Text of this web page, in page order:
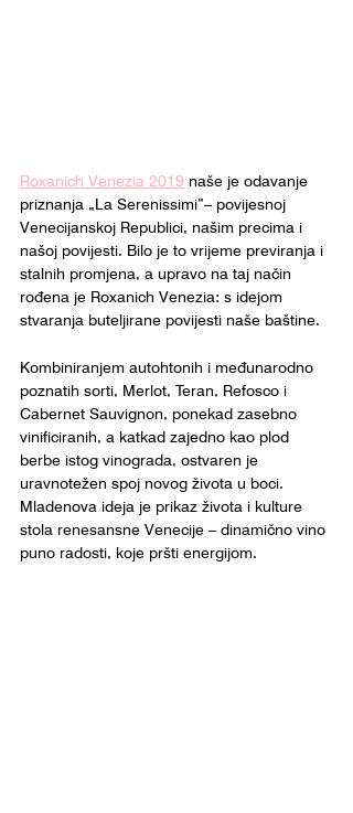
Roxanich Venezia 2019 naše je odavanje
priznanja „La Serenissimi”– povijesnoj
Venecijanskoj Republici, našim precima i
našoj povijesti. Bilo je to vrijeme previranja i
stalnih promjena, a upravo na taj način
rođena je Roxanich Venezia: s idejom
stvaranja buteljirane povijesti naše baštine.
Kombiniranjem autohtonih i međunarodno
poznatih sorti, Merlot, Teran, Refosco i
Cabernet Sauvignon, ponekad zasebno
vinificiranih, a katkad zajedno kao plod
berbe istog vinograda, ostvaren je
uravnotežen spoj novog života u boci.
Mladenova ideja je prikaz života i kulture
stola renesansne Venecije – dinamično vino
puno radosti, koje pršti energijom.